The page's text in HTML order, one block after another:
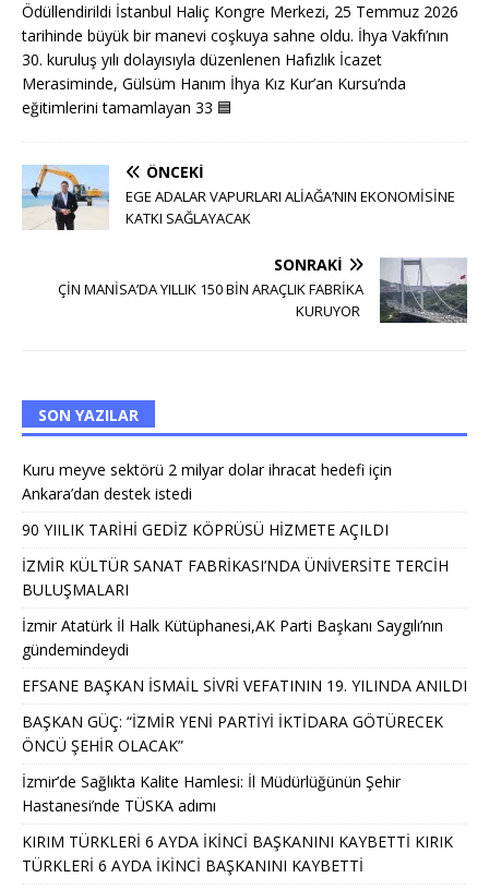
Ödüllendirildi İstanbul Haliç Kongre Merkezi, 25 Temmuz 2026
tarihinde büyük bir manevi coşkuya sahne oldu. İhya Vakfı’nın
30. kuruluş yılı dolayısıyla düzenlenen Hafızlık İcazet
Merasiminde, Gülsüm Hanım İhya Kız Kur’an Kursu’nda
eğitimlerini tamamlayan 33 🟦
ÖNCEKI
EGE ADALAR VAPURLARI ALİAĞA’NIN EKONOMİSİNE
KATKI SAĞLAYACAK
SONRAKI
ÇİN MANİSA’DA YILLIK 150 BİN ARAÇLIK FABRİKA
KURUYOR
SON YAZILAR
Kuru meyve sektörü 2 milyar dolar ihracat hedefi için
Ankara’dan destek istedi
90 YIILIK TARİHİ GEDİZ KÖPRÜSÜ HİZMETE AÇILDI
İZMİR KÜLTÜR SANAT FABRİKASI’NDA ÜNİVERSİTE TERCİH
BULUŞMALARI
İzmir Atatürk İl Halk Kütüphanesi,AK Parti Başkanı Saygılı’nın
gündemindeydi
EFSANE BAŞKAN İSMAİL SİVRİ VEFATININ 19. YILINDA ANILDI
BAŞKAN GÜÇ: “İZMİR YENİ PARTİYİ İKTİDARA GÖTÜRECEK
ÖNCÜ ŞEHİR OLACAK”
İzmir’de Sağlıkta Kalite Hamlesi: İl Müdürlüğünün Şehir
Hastanesi’nde TÜSKA adımı
KIRIM TÜRKLERİ 6 AYDA İKİNCİ BAŞKANINI KAYBETTİ KIRIK
TÜRKLERİ 6 AYDA İKİNCİ BAŞKANINI KAYBETTİ